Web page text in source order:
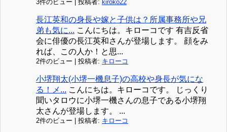
3件のビュー 投稿者: kiroko22
長江英和の身長や嫁と子供は？所属事務所や兄
弟も気に... こんにちは。キローコです 有吉反省
会に俳優の長江英和さんが登場します。 顔をみ
れば、この人か！と思...
2件のビュー 投稿者: キローコ
小堺翔太(小堺一機息子)の高校や身長が気にな
る！メ... こんにちは。キローコです。 じっくり
聞いタロウに小堺一機さんの息子である小堺翔
太さんが登場します。 ...
2件のビュー 投稿者: キローコ